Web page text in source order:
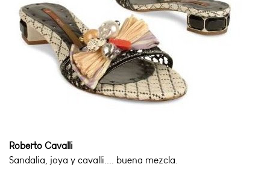
Roberto Cavalli
Sandalia, joya y cavalli.... buena mezcla.